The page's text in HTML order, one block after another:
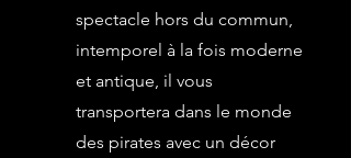
spectacle hors du commun,
intemporel à la fois moderne
et antique, il vous
transportera dans le monde
des pirates avec un décor